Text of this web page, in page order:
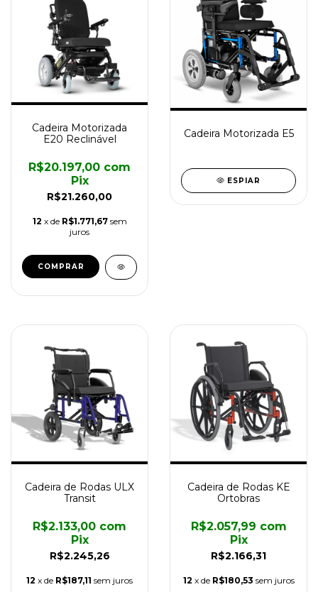
Cadeira Motorizada
E20 Reclinável
R$21.260,00
R$20.197,00 com
Pix
12 x de R$1.771,67 sem
juros
Cadeira Motorizada E5
ESPIAR
Cadeira de Rodas ULX
Transit
R$2.245,26
R$2.133,00 com
Pix
12 x de R$187,11 sem juros
Cadeira de Rodas KE
Ortobras
R$2.166,31
R$2.057,99 com
Pix
12 x de R$180,53 sem juros